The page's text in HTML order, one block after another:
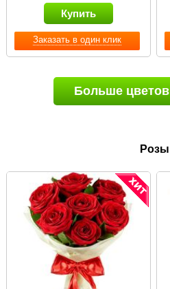
Заказать в один клик
Купить
Больше
Розы